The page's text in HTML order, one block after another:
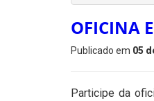
OFICINA
Publicado em 05
Participe da